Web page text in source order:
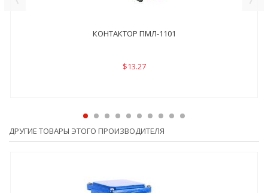
КОНТАКТОР ПМЛ-1101
$13.27
ДРУГИЕ ТОВАРЫ ЭТОГО ПРОИЗВОДИТЕЛЯ